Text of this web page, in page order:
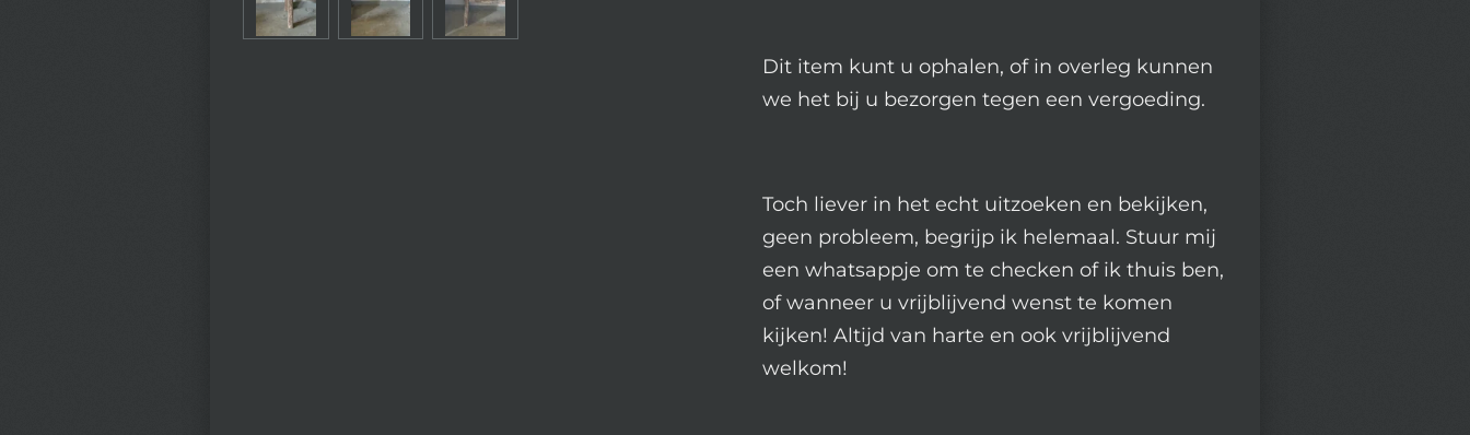
Dit item kunt u ophalen, of in overleg kunnen
we het bij u bezorgen tegen een vergoeding.
Toch liever in het echt uitzoeken en bekijken,
geen probleem, begrijp ik helemaal. Stuur mij
een whatsappje om te checken of ik thuis ben,
of wanneer u vrijblijvend wenst te komen
kijken! Altijd van harte en ook vrijblijvend
welkom!